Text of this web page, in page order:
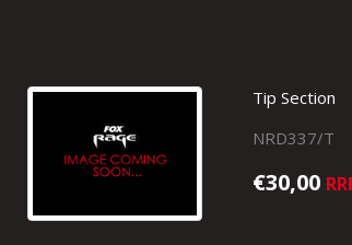
Tip Section
NRD337/T
€30,00